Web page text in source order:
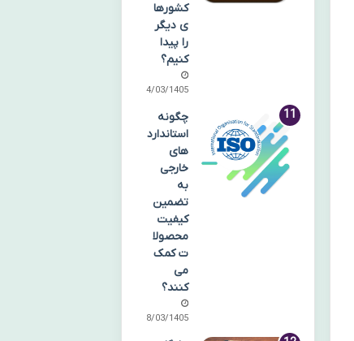
کشورها
ی دیگر
را پیدا
کنیم؟
14/03/1405
چگونه
استاندارد
های
خارجی
به
تضمین
کیفیت
محصولا
ت کمک
می
کنند؟
08/03/1405